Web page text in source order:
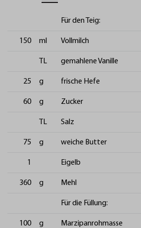
Für den Teig:
150 ml Vollmilch
TL gemahlene Vanille
25 g frische Hefe
60 g Zucker
TL Salz
75 g weiche Butter
1 Eigelb
360 g Mehl
Für die Füllung:
100 g Marzipanrohmasse